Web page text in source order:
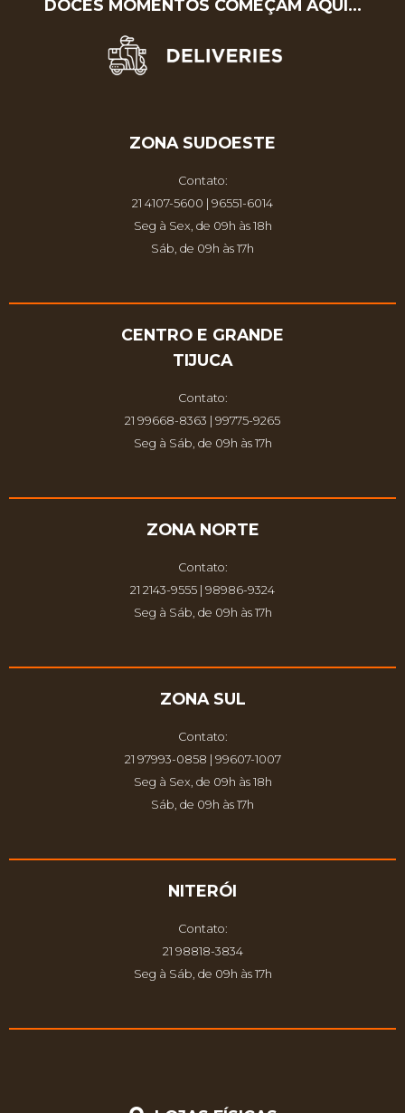
DOCES MOMENTOS COMEÇAM AQUI…
ZONA SUDOESTE
Contato:
21 4107-5600 | 96551-6014
Seg à Sex, de 09h às 18h
Sáb, de 09h às 17h
CENTRO E GRANDE
TIJUCA
Contato:
21 99668-8363 | 99775-9265
Seg à Sáb, de 09h às 17h
ZONA NORTE
Contato:
21 2143-9555 | 98986-9324
Seg à Sáb, de 09h às 17h
ZONA SUL
Contato:
21 97993-0858 | 99607-1007
Seg à Sex, de 09h às 18h
Sáb, de 09h às 17h
NITERÓI
Contato:
21 98818-3834
Seg à Sáb, de 09h às 17h